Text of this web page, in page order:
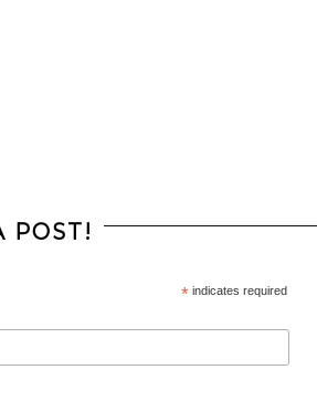
POST!
* indicates required